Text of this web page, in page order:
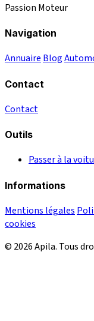
Passion Moteur
Navigation
Annuaire Blog
Contact
Contact
Outils
Passer à la
Informations
Mentions légales
cookies
© 2026 Apila. Tous